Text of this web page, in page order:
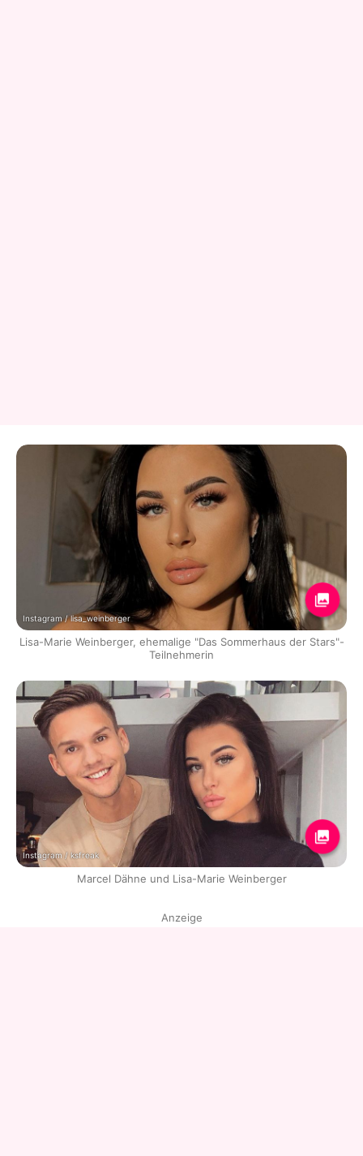
Instagram / lisa_weinberger
Lisa-Marie Weinberger, ehemalige "Das Sommerhaus der Stars"-
Teilnehmerin
Instagram / ksfreak
Marcel Dähne und Lisa-Marie Weinberger
Anzeige